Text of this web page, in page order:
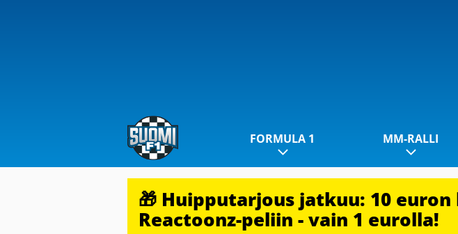
FORMULA 1 MM-RALLI
🎁 Huipputarjous jatkuu: 10
Reactoonz-peliin - vain 1 eurolla!